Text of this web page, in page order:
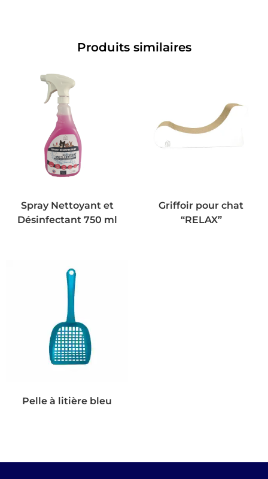
Produits similaires
Spray Nettoyant et
Désinfectant 750 ml
Griffoir pour chat
“RELAX”
Pelle à litière bleu